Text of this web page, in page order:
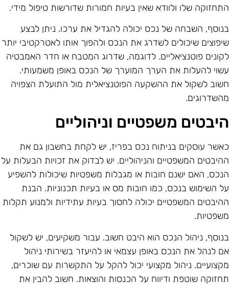
שלו ולוודא שאין בעיות חמורות שדורשות טיפול מידי.
השבחה של נכס יכולה להגדיל את ערכו. ניתן לבצע
שיכולים לשדרג את הנכס ולהפוך אותו לאטרקטיבי יותר
פוטנציאליים. לדוגמה, שדרוג המטבח או חדר האמבטיה
להעלות את הערך המוערך של הנכס באופן משמעותי.
לשקול את ההשקעה הפוטנציאלית מול התועלת הצפויה
משפטיים וניהוליים
עוסקים בניתוח נכס בפריז, יש לקחת בחשבון גם את
המשפטיים והניהוליים. יש לבדוק את זכויות הבעלות על
האם ישנם חובות או מגבלות משפטיות שיכולות להשפיע
השימוש בנכס, כמו חובות מס או בעיות תכנוניות. הבנת
המשפטיים יכולה לחסוך בעיות עתידיות ולמנוע תקלות
ניהול הנכס הוא היבט חשוב. עבור משקיעים, יש לשקול
לנהל את הנכס באופן עצמאי או להיעזר בשירותי ניהול
ניהול מקצועי יכול להקל על התקשרות עם שוכרים,
שוטפת ודיווח על הכנסות והוצאות. חשוב להבין את